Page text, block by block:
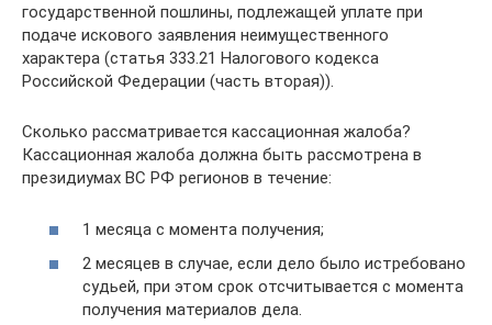
государственной пошлины, подлежащей уплате при
подаче искового заявления неимущественного
характера (статья 333.21 Налогового кодекса
Российской Федерации (часть вторая)).
Сколько рассматривается кассационная жалоба?
Кассационная жалоба должна быть рассмотрена в
президиумах ВС РФ регионов в течение:
1 месяца с момента получения;
2 месяцев в случае, если дело было истребовано
судьей, при этом срок отсчитывается с момента
получения материалов дела.